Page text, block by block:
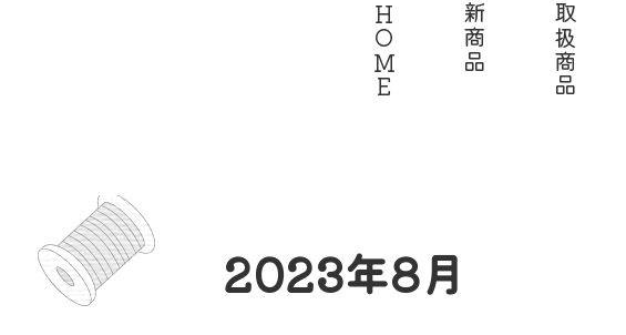
HOME 新商品 取扱商品
2023年8月